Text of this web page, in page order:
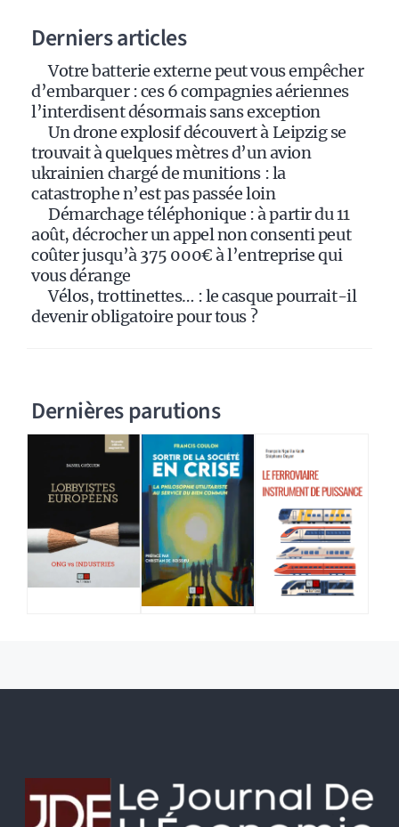
Derniers articles
Votre batterie externe peut vous empêcher
d’embarquer : ces 6 compagnies aériennes
l’interdisent désormais sans exception
Un drone explosif découvert à Leipzig se
trouvait à quelques mètres d’un avion
ukrainien chargé de munitions : la
catastrophe n’est pas passée loin
Démarchage téléphonique : à partir du 11
août, décrocher un appel non consenti peut
coûter jusqu’à 375 000€ à l’entreprise qui
vous dérange
Vélos, trottinettes… : le casque pourrait-il
devenir obligatoire pour tous ?
Dernières parutions